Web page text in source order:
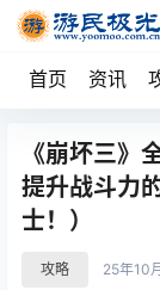
首页 资讯
《崩坏三》
提升战斗力
士！）
攻略 25年10